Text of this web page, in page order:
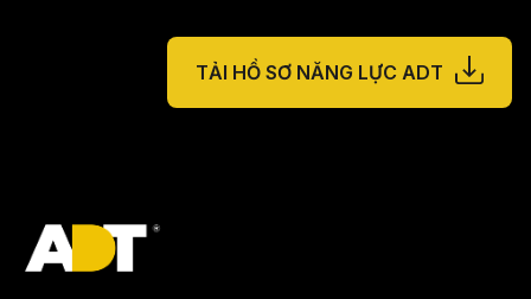
TẢI HỒ SƠ NĂNG LỰC ADT